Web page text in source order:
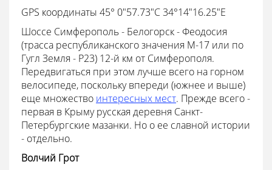
GPS координаты 45° 0"57.73"С 34°14"16.25"E
Шоссе Симферополь - Белогорск - Феодосия
(трасса республиканского значения М-17 или по
Гугл Земля - Р23) 12-й км от Симферополя.
Передвигаться при этом лучше всего на горном
велосипеде, поскольку впереди (южнее и выше)
еще множество интересных мест. Прежде всего -
первая в Крыму русская деревня Санкт-
Петербургские мазанки. Но о ее славной истории
- отдельно.
Волчий Грот